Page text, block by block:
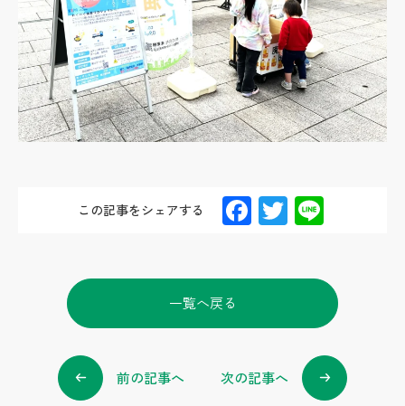
この記事をシェアする F
ac
e
o
k
T
wi
tt
一覧へ戻る
前の記事へ 次の記事へ